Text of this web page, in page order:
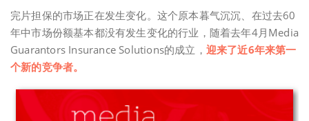
完片担保的市场正在发生变化。这个原本暮气沉沉、在过去60
年中市场份额基本都没有发生变化的行业，随着去年4月Media
Guarantors Insurance Solutions的成立， 迎来了近6年来第一
个新的竞争者。